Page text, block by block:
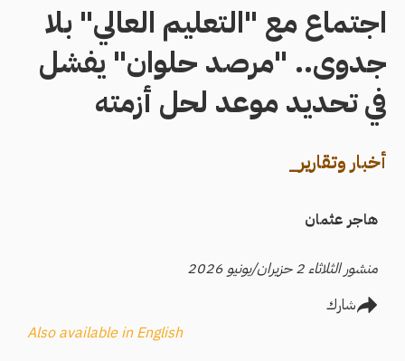
اجتماع مع "التعليم العالي" بلا
جدوى.. "مرصد حلوان" يفشل
في تحديد موعد لحل أزمته
أخبار وتقارير_
هاجر عثمان
منشور الثلاثاء 2 حزيران/يونيو 2026
شارك
Also available in English